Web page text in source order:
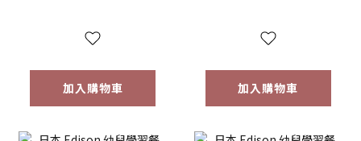
加入購物車 加入購物車